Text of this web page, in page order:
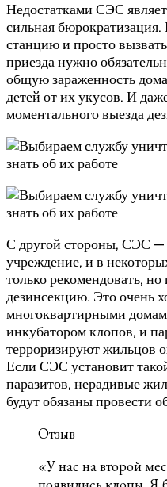
Недостатками СЭС
сильная
станцию и просто
приезда нужно
общую зараженность
детей от их укусов. И
моментального выезда
С другой стороны, СЭС —
учреждение, и в
только рекомендовать,
дезинсекцию. Это очень
многоквартирными
инкубатором клопов, и
терроризируют
Если СЭС установит
паразитов, нерадивые
будут обязаны провести
Отзыв
«У нас на второй